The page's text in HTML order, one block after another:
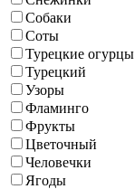
Собаки
Соты
Турецкие огурцы
Турецкий
Узоры
Фламинго
Фрукты
Цветочный
Человечки
Ягоды